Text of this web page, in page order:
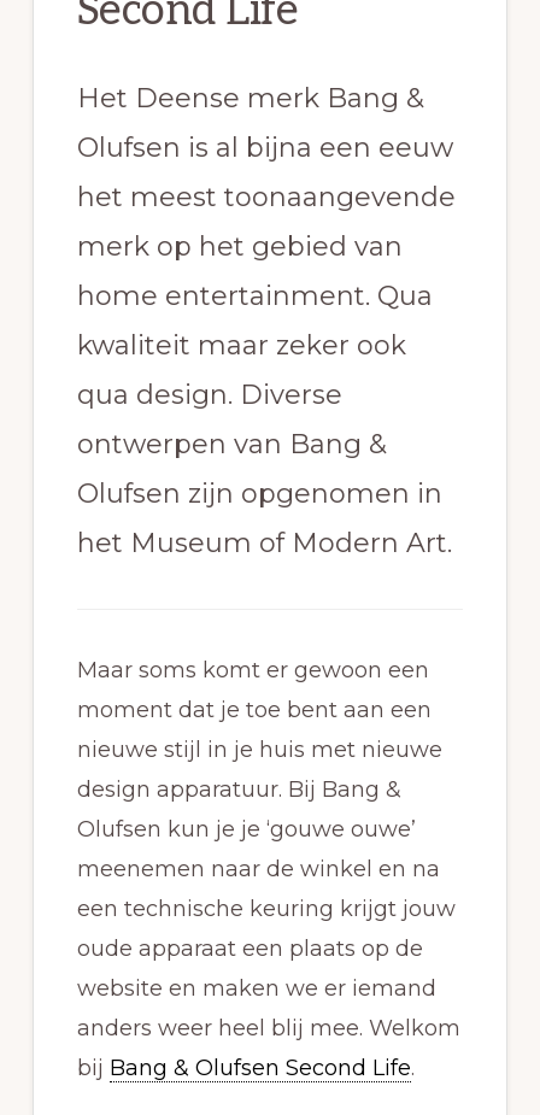
Second Life
Het Deense merk Bang &
Olufsen is al bijna een eeuw
het meest toonaangevende
merk op het gebied van
home entertainment. Qua
kwaliteit maar zeker ook
qua design. Diverse
ontwerpen van Bang &
Olufsen zijn opgenomen in
het Museum of Modern Art.
Maar soms komt er gewoon een
moment dat je toe bent aan een
nieuwe stijl in je huis met nieuwe
design apparatuur. Bij Bang &
Olufsen kun je je ‘gouwe ouwe’
meenemen naar de winkel en na
een technische keuring krijgt jouw
oude apparaat een plaats op de
website en maken we er iemand
anders weer heel blij mee. Welkom
bij Bang & Olufsen Second Life.